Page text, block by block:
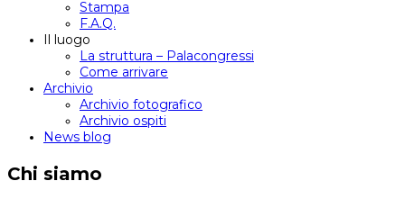
Stampa
F.A.Q.
Il luogo
La struttura – Palacongressi
Come arrivare
Archivio
Archivio fotografico
Archivio ospiti
News blog
Chi siamo